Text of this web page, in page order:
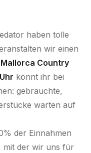
haben tolle
wir einen
Mallorca Country
könnt ihr bei
gebrauchte,
warten auf
der Einnahmen
mit der wir uns für